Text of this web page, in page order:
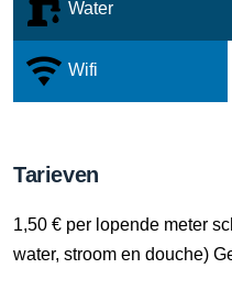
Water
Wifi
Tarieven
1,50 € per lopende meter
water, stroom en douche)